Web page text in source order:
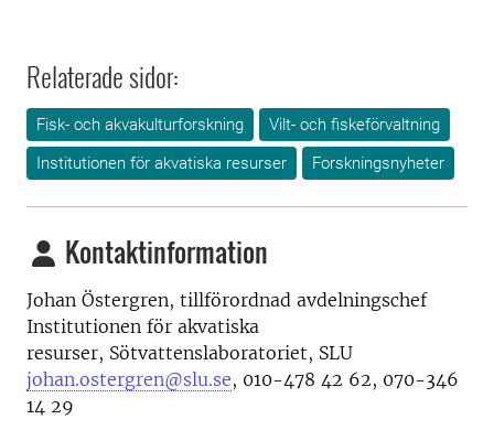
Relaterade sidor:
Fisk- och akvakulturforskning
Vilt- och fiskeförvaltning
Institutionen för akvatiska resurser
Forskningsnyheter
Kontaktinformation
Johan Östergren, tillförordnad avdelningschef
Institutionen för akvatiska
resurser, Sötvattenslaboratoriet, SLU
johan.ostergren@slu.se, 010-478 42 62, 070-346
14 29